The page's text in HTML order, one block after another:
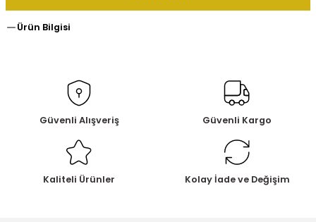
Ürün Bilgisi
Güvenli Alışveriş Güvenli Kargo
Kaliteli Ürünler Kolay İade ve Değişim